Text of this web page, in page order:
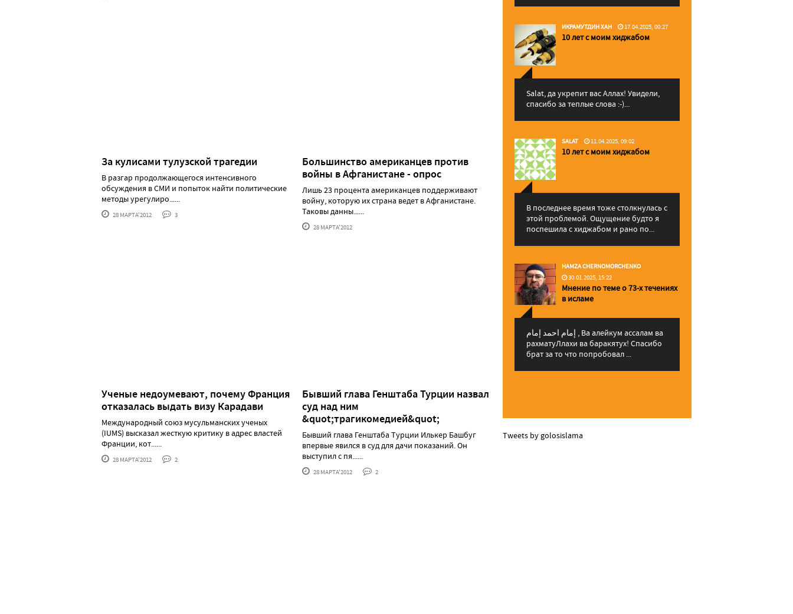
За кулисами тулузской трагедии
В разгар продолжающегося интенсивного
обсуждения в СМИ и попыток найти политические
методы урегулиро......
28 МАРТА'2012 3
Большинство американцев против
войны в Афганистане - опрос
Лишь 23 процента американцев поддерживают
войну, которую их страна ведет в Афганистане.
Таковы данны......
28 МАРТА'2012
Ученые недоумевают, почему Франция
отказалась выдать визу Карадави
Международный союз мусульманских ученых
(IUMS) высказал жесткую критику в адрес властей
Франции, кот......
28 МАРТА'2012 2
Бывший глава Генштаба Турции назвал
суд над ним
&quot;трагикомедией&quot;
Бывший глава Генштаба Турции Илькер Башбуг
впервые явился в суд для дачи показаний. Он
выступил с пя......
28 МАРТА'2012 2
ИКРАМУТДИН ХАН 17.04.2025, 00:27
10 лет с моим хиджабом
Salat, да укрепит вас Аллаx! Увидели,
спасибо за теплые слова :-)...
SALAT 11.04.2025, 09:02
10 лет с моим хиджабом
В последнее время тоже столкнулась с
этой проблемой. Ощущение будто я
поспешила с хиджабом и рано по...
HAMZA CHERNOMORCHENKO
30.01.2025, 15:22
Мнение по теме о 73-х течениях
в исламе
إمام احمد إمام , Ва алейкум ассалам ва
рахматуЛлахи ва баракятух! Спасибо
брат за то что попробовал ...
Tweets by golosislama